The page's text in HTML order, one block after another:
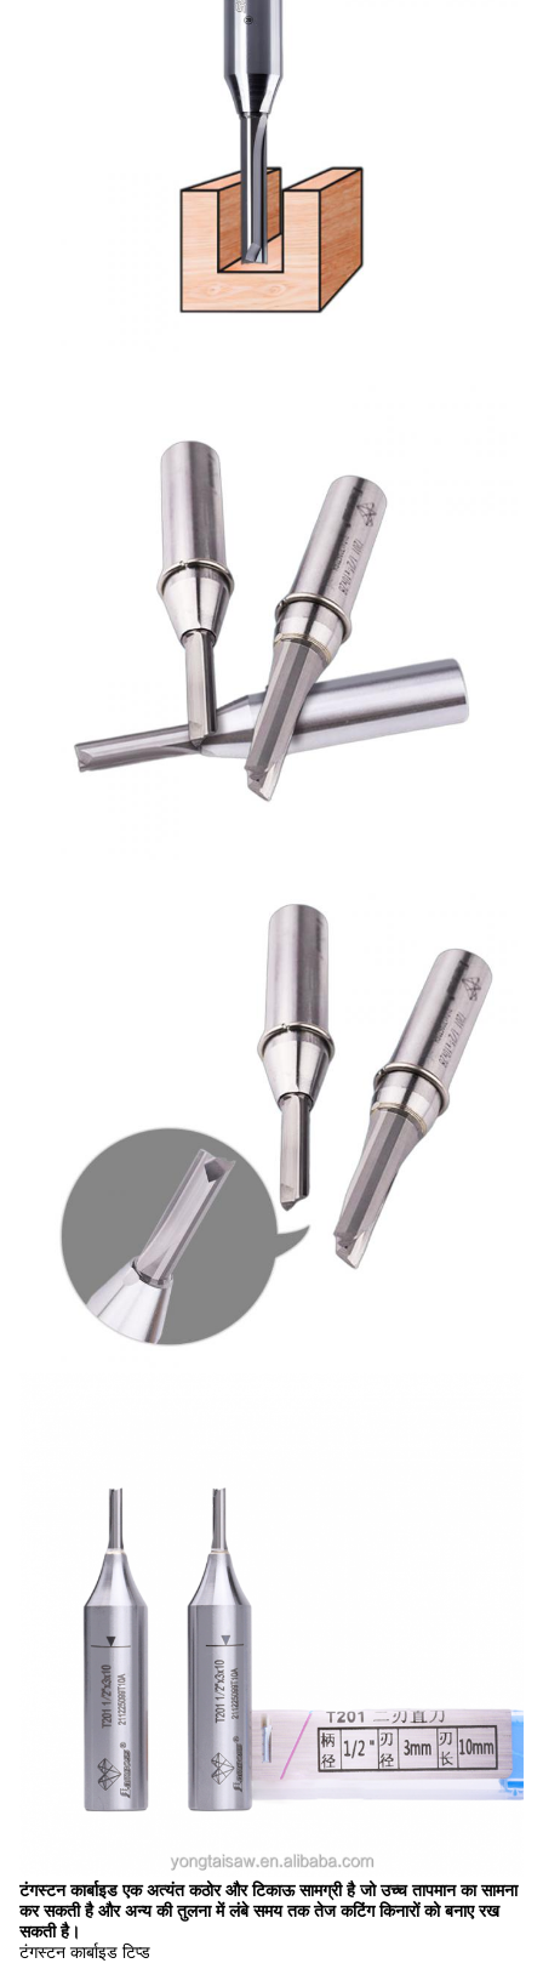
टंगस्टन कार्बाइड एक अत्यंत कठोर और टिकाऊ सामग्री है जो उच्च तापमान का सामना
कर सकती है और अन्य की तुलना में लंबे समय तक तेज कटिंग किनारों को बनाए रख
सकती है।
टंगस्टन कार्बाइड टिप्ड